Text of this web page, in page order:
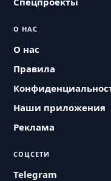
О НАС
О нас
Правила
Наши приложения
Реклама
СОЦСЕТИ
Telegram